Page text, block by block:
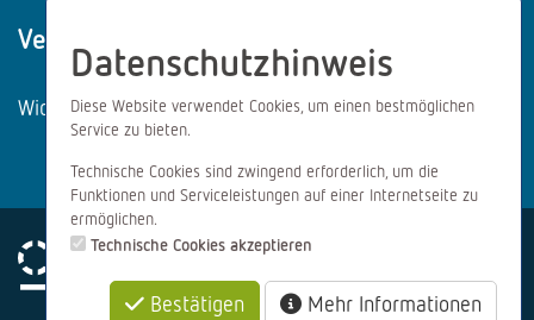
Vertrag wiederrufen:
Widerrufsformular
Impressum Datenschutz AGB
Datenschutzhinweis
Diese Website verwendet Cookies, um einen bestmöglichen
Service zu bieten.
Technische Cookies sind zwingend erforderlich, um die
Funktionen und Serviceleistungen auf einer Internetseite zu
ermöglichen.
Technische Cookies akzeptieren
Bestätigen Mehr Informationen